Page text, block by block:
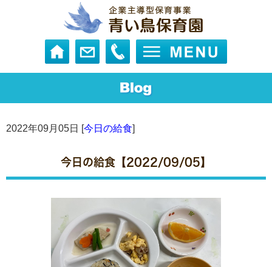
2022年09月05日 [今日の給食]
今日の給食【2022/09/05】